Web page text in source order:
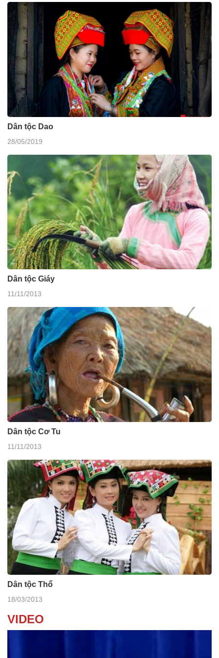
Dân tộc Dao
28/05/2019
Dân tộc Giáy
11/11/2013
Dân tộc Cơ Tu
11/11/2013
Dân tộc Thổ
18/03/2013
VIDEO